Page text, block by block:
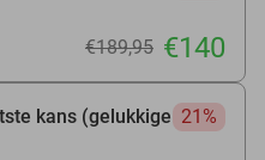
€189,95 €140
kans (gelukkige 21%